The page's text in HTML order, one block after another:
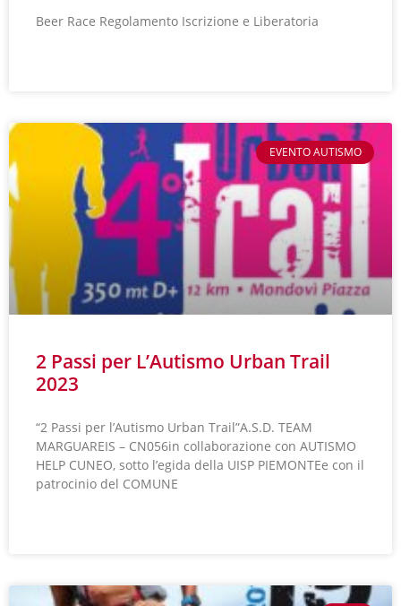
Beer Race Regolamento Iscrizione e Liberatoria
EVENTO AUTISMO
2 Passi per L’Autismo Urban Trail
2023
“2 Passi per l’Autismo Urban Trail”A.S.D. TEAM
MARGUAREIS – CN056in collaborazione con AUTISMO
HELP CUNEO, sotto l’egida della UISP PIEMONTEe con il
patrocinio del COMUNE